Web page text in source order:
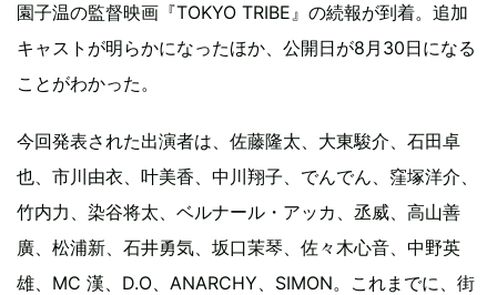
園子温の監督映画『TOKYO TRIBE』の続報が到着。追加
キャストが明らかになったほか、公開日が8月30日になる
ことがわかった。
今回発表された出演者は、佐藤隆太、大東駿介、石田卓
也、市川由衣、叶美香、中川翔子、でんでん、窪塚洋介、
竹内力、染谷将太、ベルナール・アッカ、丞威、高山善
廣、松浦新、石井勇気、坂口茉琴、佐々木心音、中野英
雄、MC 漢、D.O、ANARCHY、SIMON。これまでに、街